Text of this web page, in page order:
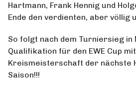
Hartmann, Frank Hennig und
Ende den verdienten, aber völlig
So folgt nach dem Turniersieg in
Qualifikation für den EWE Cup
Kreismeisterschaft der nächste
Saison!!!